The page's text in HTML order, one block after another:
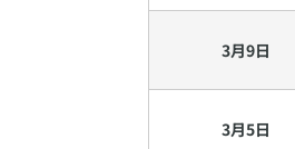
3月9日
3月5日